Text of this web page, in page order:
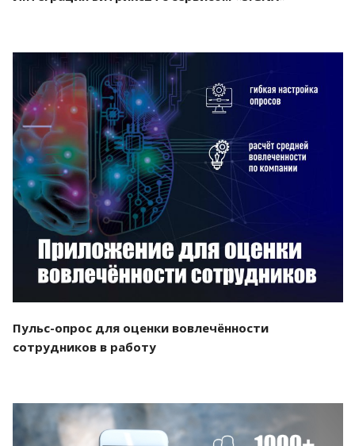
Смотреть проект
Пульс-опрос для оценки вовлечённости
сотрудников в работу